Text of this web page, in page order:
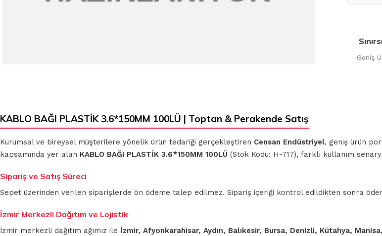
Geniş
KABLO BAĞI PLASTİK 3.6*150MM 100LÜ | Toptan & Perakende Satış
Kurumsal ve bireysel müşterilere yönelik ürün tedariği gerçekleştiren Censan Endüstriyel, geniş ürün
kapsamında yer alan KABLO BAĞI PLASTİK 3.6*150MM 100LÜ (Stok Kodu: H-717), farklı kullanım
Sipariş ve Satış Süreci
Sepet üzerinden verilen siparişlerde ön ödeme talep edilmez. Sipariş içeriği kontrol edildikten sonra
İzmir Merkezli Dağıtım ve Lojistik
İzmir merkezli dağıtım ağımız ile İzmir, Afyonkarahisar, Aydın, Balıkesir, Bursa, Denizli, Kütahya,